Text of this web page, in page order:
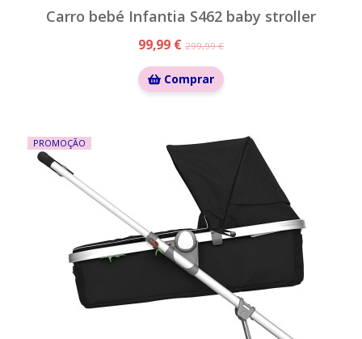
Carro bebé Infantia S462 baby stroller
99,99 € 299,99 €
Comprar
PROMOÇÃO